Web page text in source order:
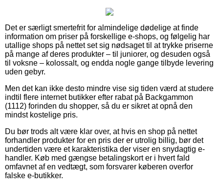
Det er særligt smertefrit for almindelige dødelige at finde
information om priser på forskellige e-shops, og følgelig har
utallige shops på nettet set sig nødsaget til at trykke priserne
på mange af deres produkter – til juniorer, og desuden også
til voksne – kolossalt, og endda nogle gange tilbyde levering
uden gebyr.
Men det kan ikke desto mindre vise sig tiden værd at studere
indtil flere internet butikker efter rabat på Backgammon
(1112) forinden du shopper, så du er sikret at opnå den
mindst kostelige pris.
Du bør trods alt være klar over, at hvis en shop på nettet
forhandler produkter for en pris der er utrolig billig, bør det
undertiden være et karakteristika der viser en snydagtig e-
handler. Køb med gængse betalingskort er i hvert fald
omfavnet af en vedtægt, som forsvarer køberen overfor
falske e-butikker.